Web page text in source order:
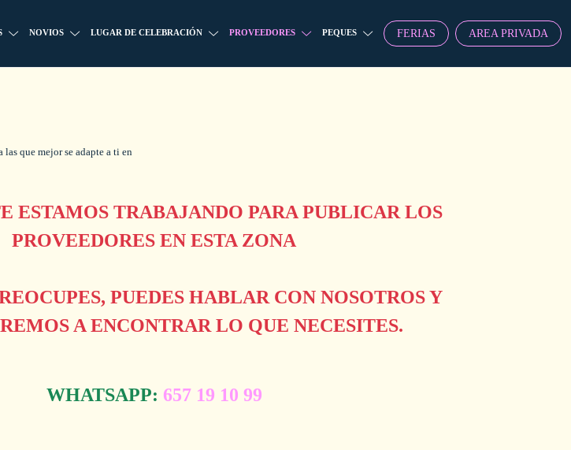
NOVIOS LUGAR DE CELEBRACIÓN PROVEEDORES PEQUES FERIAS AREA PRIVADA
que mejor se adapte a ti en
ESTAMOS TRABAJANDO PARA PUBLICAR LOS
PROVEEDORES EN ESTA ZONA
PUEDES HABLAR CON NOSOTROS Y
A ENCONTRAR LO QUE NECESITES.
WHATSAPP: 657 19 10 99